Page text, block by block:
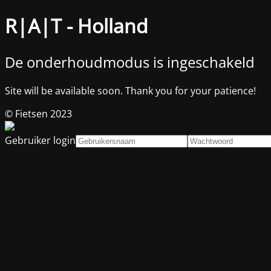
R|A|T - Holland
De onderhoudmodus is ingeschakeld
Site will be available soon. Thank you for your patience!
© Fietsen 2023
Gebruiker login